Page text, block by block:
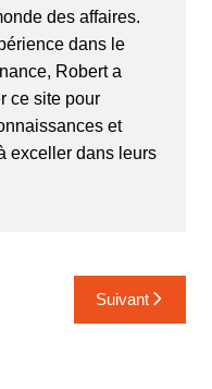
des affaires.
dans le
Robert a
ce site pour
et
exceller dans leurs
Suivant